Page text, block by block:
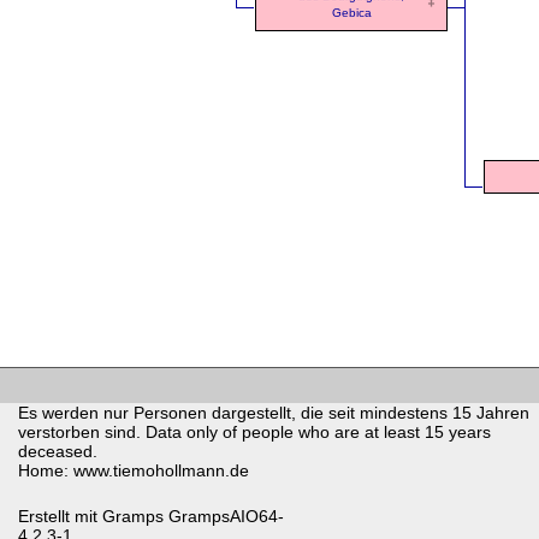
Gebica
Es werden nur Personen dargestellt, die seit mindestens 15 Jahren
verstorben sind. Data only of people who are at least 15 years
deceased.
Home: www.tiemohollmann.de
Erstellt mit Gramps GrampsAIO64-
4.2.3-1